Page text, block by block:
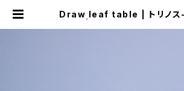
Draw leaf table | トリノ